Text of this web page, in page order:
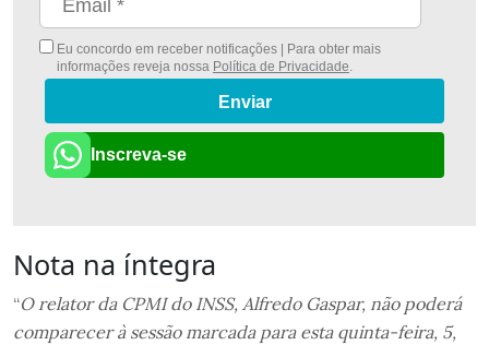
Eu concordo em receber notificações | Para obter mais
informações reveja nossa Política de Privacidade.
Enviar
Inscreva-se
Nota na íntegra
“O relator da CPMI do INSS, Alfredo Gaspar, não poderá
comparecer à sessão marcada para esta quinta-feira, 5,